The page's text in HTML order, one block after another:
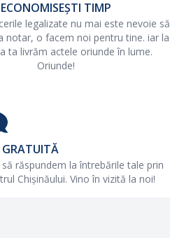
ECONOMISEȘTI TIMP
legalizate nu mai este nevoie să
notar, o facem noi pentru tine. iar la
ta livrăm actele oriunde în lume.
Oriunde!
răspundem la întrebările tale prin
Chișinăului. Vino în vizită la noi!